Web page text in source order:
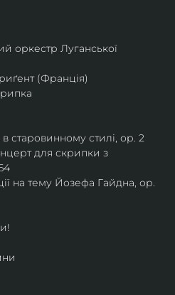
оркестр Луганської
(Франція)
старовинному стилі, ор. 2
для скрипки з
на тему Йозефа Гайдна, ор.